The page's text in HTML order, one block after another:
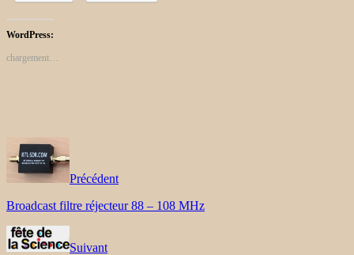
WordPress:
chargement…
Précédent
Broadcast filtre réjecteur 88 – 108 MHz
Suivant